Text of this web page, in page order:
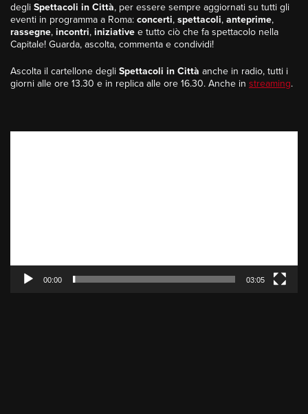
degli Spettacoli in Città, per essere sempre aggiornati su tutti gli
eventi in programma a Roma: concerti, spettacoli, anteprime,
rassegne, incontri, iniziative e tutto ciò che fa spettacolo nella
Capitale! Guarda, ascolta, commenta e condividi!
Ascolta il cartellone degli Spettacoli in Città anche in radio, tutti i
giorni alle ore 13.30 e in replica alle ore 16.30. Anche in streaming.
00:00 03:05